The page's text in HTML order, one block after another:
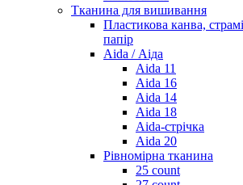
Тканина для вишивання
Пластикова канва,
папір
Aida / Аіда
Aida 11
Aida 16
Aida 14
Aida 18
Aida-стрічка
Aida 20
Рівномірна тканина
25 count